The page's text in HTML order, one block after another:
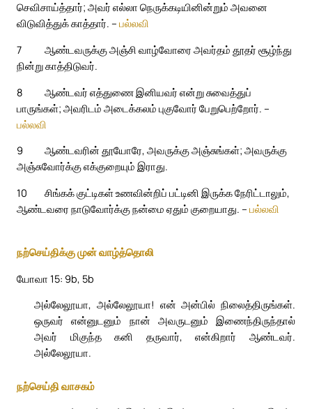
செவிசாய்த்தார்; அவர் எல்லா நெருக்கடியினின்றும் அவனை
விடுவித்துக் காத்தார். – பல்லவி
7
ஆண்டவருக்கு அஞ்சி வாழ்வோரை அவர்தம் தூதர் சூழ்ந்து
நின்று காத்திடுவர்.
8
ஆண்டவர் எத்துணை இனியவர் என்று சுவைத்துப்
பாருங்கள்; அவரிடம் அடைக்கலம் புகுவோர் பேறுபெற்றோர். –
பல்லவி
9
ஆண்டவரின் தூயோரே, அவருக்கு அஞ்சுங்கள்; அவருக்கு
அஞ்சுவோர்க்கு எக்குறையும் இராது.
10
சிங்கக் குட்டிகள் உணவின்றிப் பட்டினி இருக்க நேரிட்டாலும்,
ஆண்டவரை நாடுவோர்க்கு நன்மை ஏதும் குறையாது. – பல்லவி
நற்செய்திக்கு முன் வாழ்த்தொலி
யோவா 15: 9b, 5b
அல்லேலூயா, அல்லேலூயா! என் அன்பில் நிலைத்திருங்கள்.
ஒருவர் என்னுடனும் நான் அவருடனும் இணைந்திருந்தால்
அவர் மிகுந்த கனி தருவார், என்கிறார் ஆண்டவர்.
அல்லேலூயா.
நற்செய்தி வாசகம்